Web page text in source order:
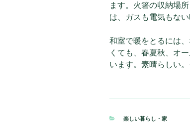
ます。火箸の収納場
は、ガスも電気もな
和室で暖をとるには
くても、春夏秋、オ
います。素晴らしい
カ
楽しい暮らし・家